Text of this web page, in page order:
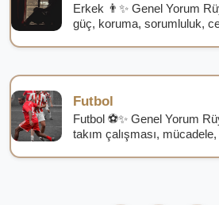
Erkek 👨✨ Genel Yorum
güç, koruma, sorumluluk,
Futbol
Futbol ⚽✨ Genel Yorum
takım çalışması, mücadele,